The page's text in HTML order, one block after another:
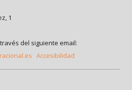
1
del siguiente email:
Accesibilidad